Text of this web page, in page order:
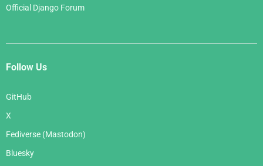
Official Django Forum
Follow Us
GitHub
X
Fediverse (Mastodon)
Bluesky